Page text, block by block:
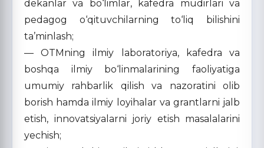
dekanlar va bo‘limlar, kafedra mudirlari va
pedagog o‘qituvchilarning to‘liq bilishini
ta’minlash;
— OTMning ilmiy laboratoriya, kafedra va
boshqa ilmiy bo‘linmalarining faoliyatiga
umumiy rahbarlik qilish va nazoratini olib
borish hamda ilmiy loyihalar va grantlarni jalb
etish, innovatsiyalarni joriy etish masalalarini
yechish;